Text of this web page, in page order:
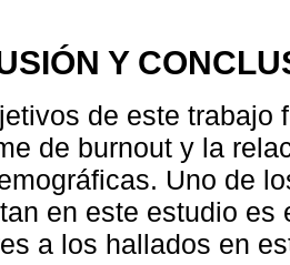
Y
de este trabajo
de burnout y la
Uno de
en este estudio
a los hallados en